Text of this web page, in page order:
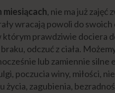
miesiącach, nie ma już zajęć
wracają powoli do
którym prawdziwie dociera
odczuć z ciała.
lub zamiennie silne
poczucia winy, miłości,
życia, zagubienia,